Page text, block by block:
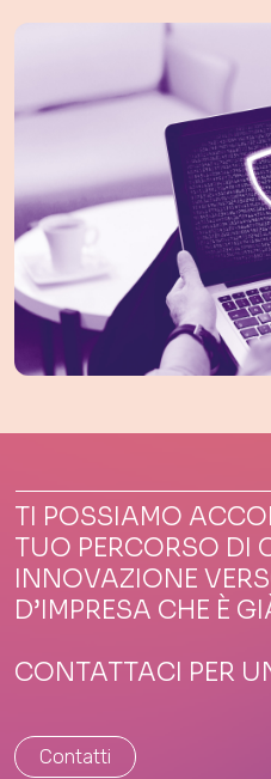
TI POSSIAMO
TUO PERCORSO DI
INNOVAZIONE
D’IMPRESA CHE È
CONTATTACI PER
Contatti